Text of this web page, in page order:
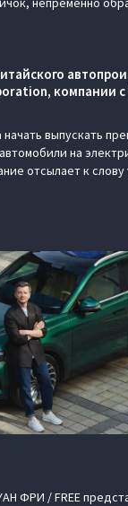
компании с
выпускать
на
отсылает к
ФРИ / FREE